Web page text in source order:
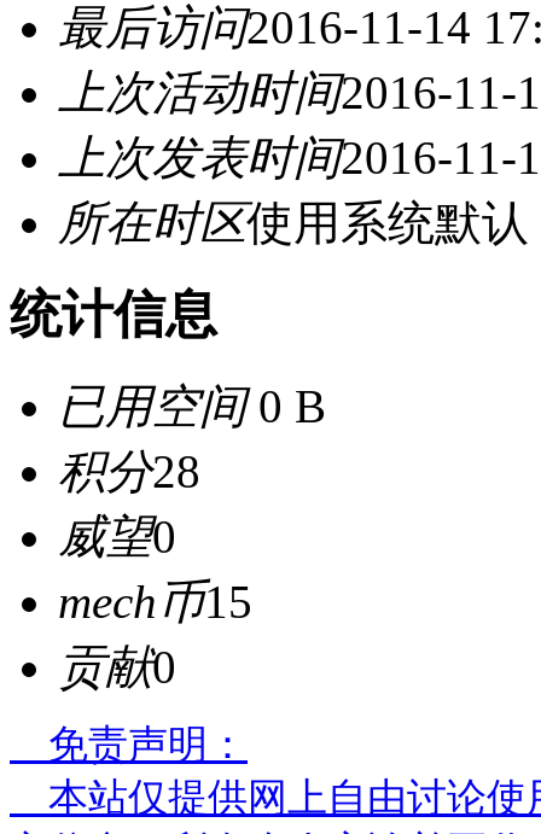
最后访问2016-11-14
上次活动时间2016-11-
上次发表时间2016-11-
所在时区使用系统默认
统计信息
已用空间0 B
积分28
威望0
mech币15
贡献0
免责声明：
本站仅提供网上自由讨论使